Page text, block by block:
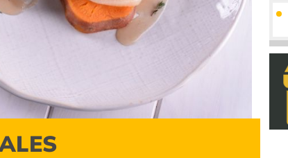
Next